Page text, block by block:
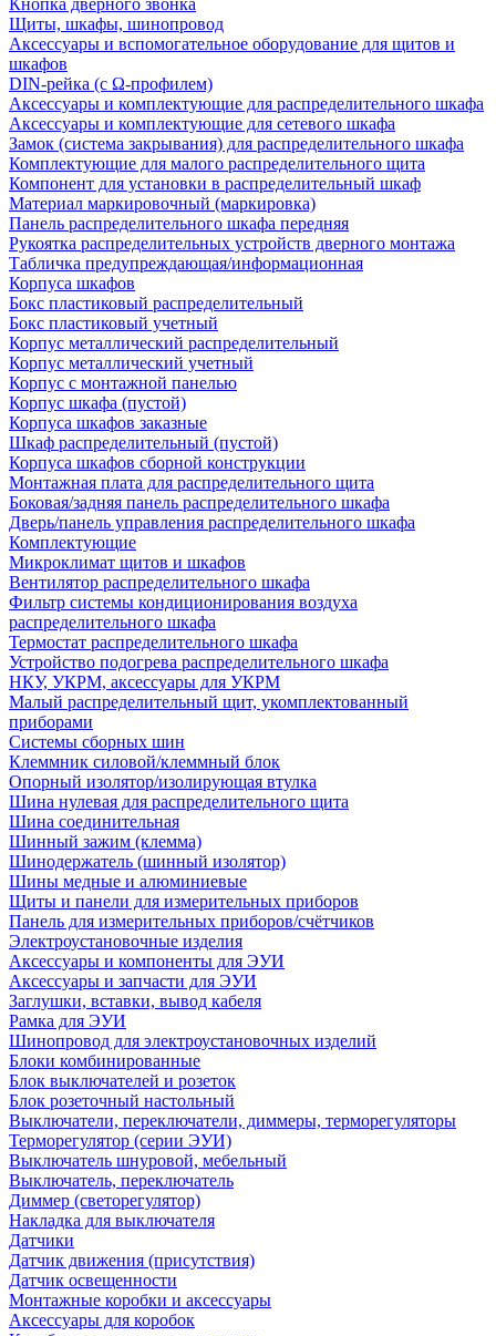
Кнопка дверного звонка
Щиты, шкафы, шинопровод
Аксессуары и вспомогательное оборудование для щитов и
шкафов
DIN-рейка (с Ω-профилем)
Аксессуары и комплектующие для распределительного шкафа
Аксессуары и комплектующие для сетевого шкафа
Замок (система закрывания) для распределительного шкафа
Комплектующие для малого распределительного щита
Компонент для установки в распределительный шкаф
Материал маркировочный (маркировка)
Панель распределительного шкафа передняя
Рукоятка распределительных устройств дверного монтажа
Табличка предупреждающая/информационная
Корпуса шкафов
Бокс пластиковый распределительный
Бокс пластиковый учетный
Корпус металлический распределительный
Корпус металлический учетный
Корпус с монтажной панелью
Корпус шкафа (пустой)
Корпуса шкафов заказные
Шкаф распределительный (пустой)
Корпуса шкафов сборной конструкции
Монтажная плата для распределительного щита
Боковая/задняя панель распределительного шкафа
Дверь/панель управления распределительного шкафа
Комплектующие
Микроклимат щитов и шкафов
Вентилятор распределительного шкафа
Фильтр системы кондиционирования воздуха
распределительного шкафа
Термостат распределительного шкафа
Устройство подогрева распределительного шкафа
НКУ, УКРМ, аксессуары для УКРМ
Малый распределительный щит, укомплектованный
приборами
Системы сборных шин
Клеммник силовой/клеммный блок
Опорный изолятор/изолирующая втулка
Шина нулевая для распределительного щита
Шина соединительная
Шинный зажим (клемма)
Шинодержатель (шинный изолятор)
Шины медные и алюминиевые
Щиты и панели для измерительных приборов
Панель для измерительных приборов/счётчиков
Электроустановочные изделия
Аксессуары и компоненты для ЭУИ
Аксессуары и запчасти для ЭУИ
Заглушки, вставки, вывод кабеля
Рамка для ЭУИ
Шинопровод для электроустановочных изделий
Блоки комбинированные
Блок выключателей и розеток
Блок розеточный настольный
Выключатели, переключатели, диммеры, терморегуляторы
Терморегулятор (серии ЭУИ)
Выключатель шнуровой, мебельный
Выключатель, переключатель
Диммер (светорегулятор)
Накладка для выключателя
Датчики
Датчик движения (присутствия)
Датчик освещенности
Монтажные коробки и аксессуары
Аксессуары для коробок